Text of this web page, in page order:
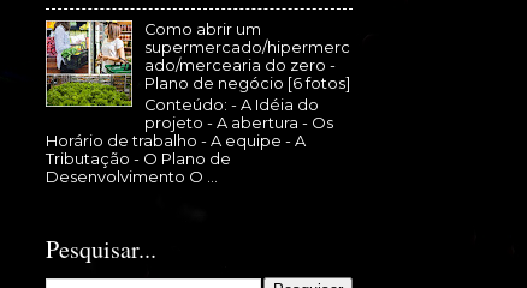
Como abrir um
supermercado/hipermerc
ado/mercearia do zero -
Plano de negócio [6 fotos]
Conteúdo: - A Idéia do
projeto - A abertura - Os
Horário de trabalho - A equipe - A
Tributação - O Plano de
Desenvolvimento O ...
Pesquisar...